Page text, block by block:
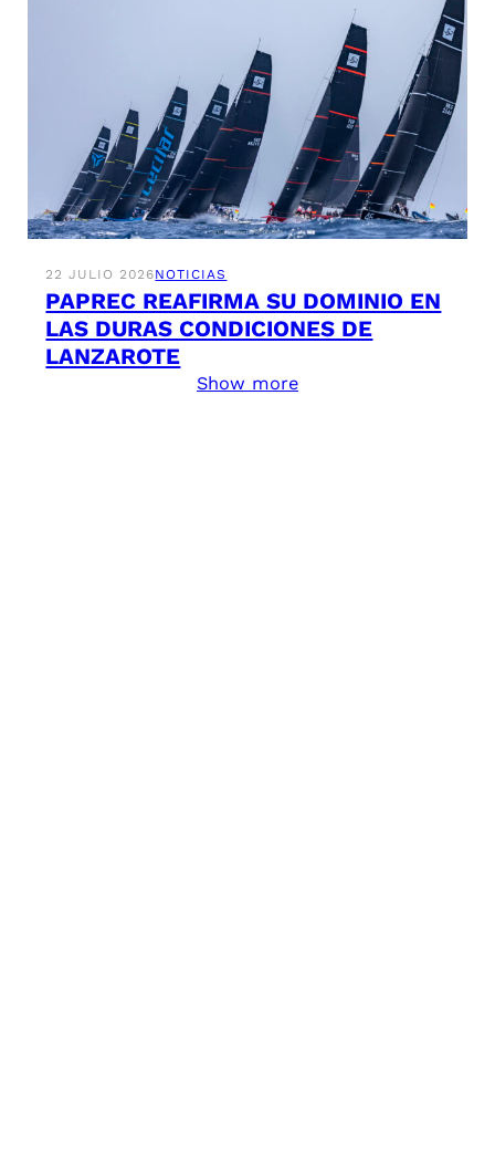
22 JULIO 2026NOTICIAS
PAPREC REAFIRMA SU DOMINIO EN
LAS DURAS CONDICIONES DE
LANZAROTE
Show more